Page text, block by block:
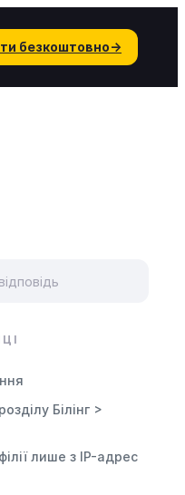
безкоштовно→
Білінг >
лише з IP-адрес